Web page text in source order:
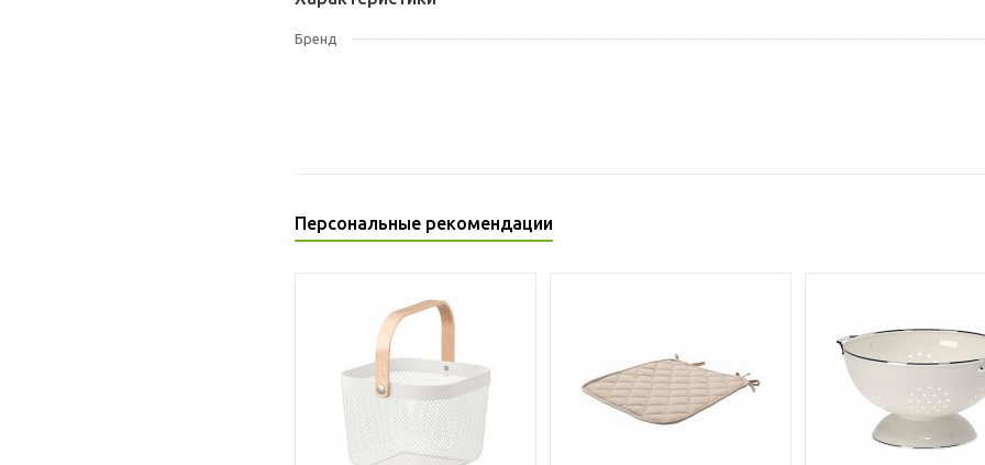
Бренд
Персональные рекомендации